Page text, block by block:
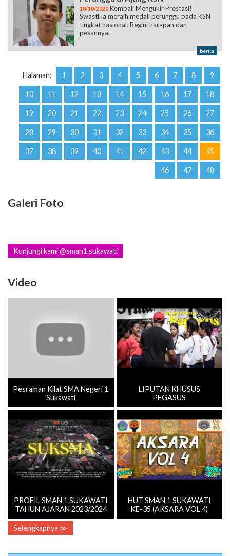
18/10/2020 Kembali Mengukir Prestasi!
Swastika meraih medali perunggu pada KSN
tingkat nasional. Begini harapan dan
pesannya.
berita
Halaman: 1 2 3 4 5 6 7 8 9
10 11 12 13 14 15 16 17 18
19 20 21 22 23 24 25 26 27
28 29 30 31 32 33 34 35 36
37 38 39 40 41 42 43 44 45
46 47 48
Galeri Foto
Kunjungi kami @sman1.sukawati
Video
Pesraman Kilat SMA Negeri 1
Sukawati
LIPUTAN KHUSUS
PEGASUS
PROFIL SMAN 1 SUKAWATI
TAHUN AJARAN 2023/2024
HUT SMAN 1 SUKAWATI
KE-35 (AKSARA VOL.4)
Selengkapnya ≫